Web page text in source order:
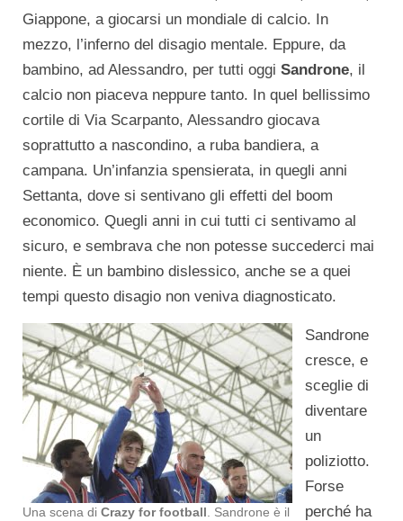
Giappone, a giocarsi un mondiale di calcio. In
mezzo, l’inferno del disagio mentale. Eppure, da
bambino, ad Alessandro, per tutti oggi Sandrone, il
calcio non piaceva neppure tanto. In quel bellissimo
cortile di Via Scarpanto, Alessandro giocava
soprattutto a nascondino, a ruba bandiera, a
campana. Un’infanzia spensierata, in quegli anni
Settanta, dove si sentivano gli effetti del boom
economico. Quegli anni in cui tutti ci sentivamo al
sicuro, e sembrava che non potesse succederci mai
niente. È un bambino dislessico, anche se a quei
tempi questo disagio non veniva diagnosticato.
Una scena di Crazy for football . Sandrone è il
Sandrone
cresce, e
sceglie di
diventare
un
poliziotto.
Forse
perché ha